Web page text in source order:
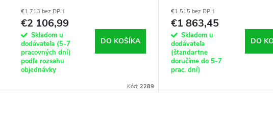
€1 713 bez DPH
€2 106,99
Skladom u
dodávateľa (5-7
pracovných dní)
podľa rozsahu
objednávky
DO KOŠÍKA
Kód: 2289
€1 515 bez DPH
€1 863,45
Skladom u
dodávateľa
(štandartne
doručíme do 5-7
prac. dní)
DO